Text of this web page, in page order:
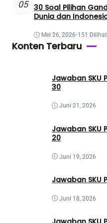
05 30 Soal Pilihan
Dunia dan
Mei 26, 2026•151 Dilihat
Konten Terbaru
Jawaban SKU
30
Juni 21, 2026
Jawaban SKU
20
Juni 19, 2026
Jawaban SKU
Juni 18, 2026